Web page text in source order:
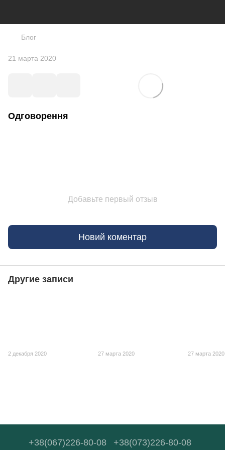
Блог
21 марта 2020
Одговорення
Добавьте первый отзыв
Новий коментар
Другие записи
2 декабря 2020 27 марта 2020 27 марта 2020
+38(067)226-80-08 +38(073)226-80-08